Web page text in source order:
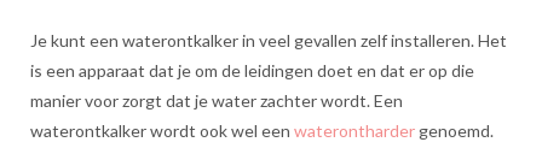
Je kunt een waterontkalker in veel gevallen zelf installeren. Het
is een apparaat dat je om de leidingen doet en dat er op die
manier voor zorgt dat je water zachter wordt. Een
waterontkalker wordt ook wel een waterontharder genoemd.